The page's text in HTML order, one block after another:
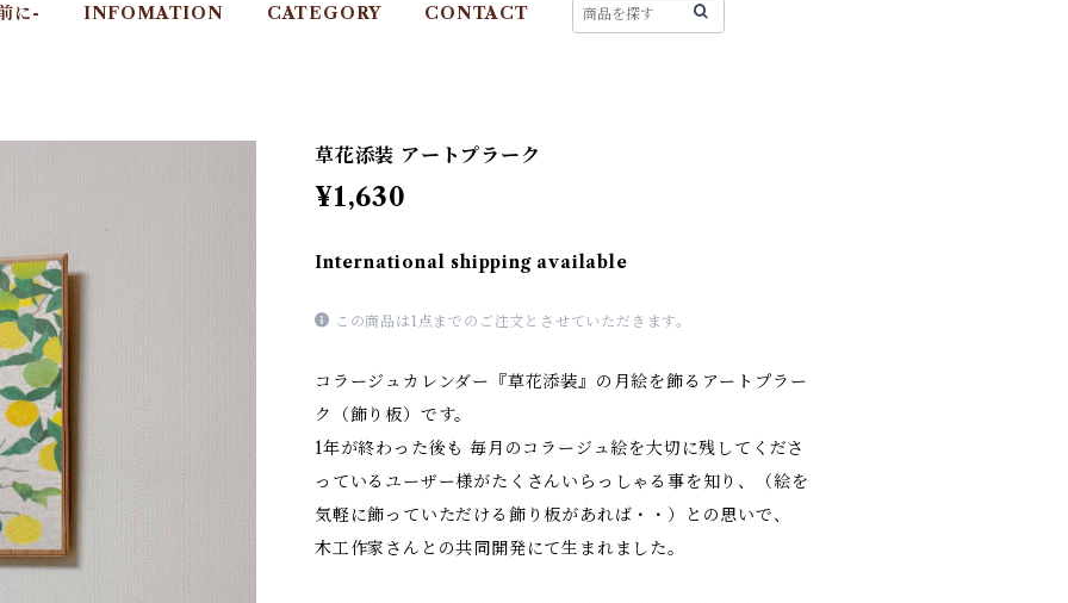
に- INFOMATION CATEGORY CONTACT
草花添装 アートプラーク
¥1,630
International shipping available
この商品は1点までのご注文とさせていただきます。
コラージュカレンダー『草花添装』の月絵を飾るアートプラー
ク（飾り板）です。
1年が終わった後も 毎月のコラージュ絵を大切に残してくださ
っているユーザー様がたくさんいらっしゃる事を知り、（絵を
気軽に飾っていただける飾り板があれば・・）との思いで、
木工作家さんとの共同開発にて生まれました。